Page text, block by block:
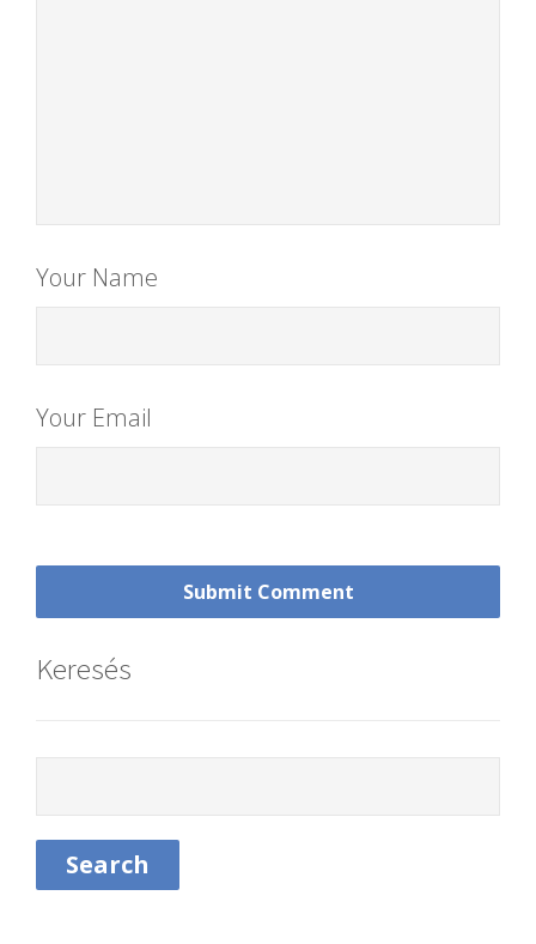
Your Name
Your Email
Keresés